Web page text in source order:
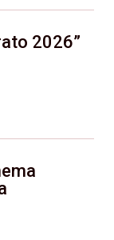
2026”